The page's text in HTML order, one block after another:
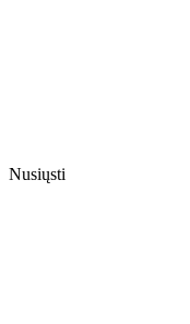
Nusiųsti